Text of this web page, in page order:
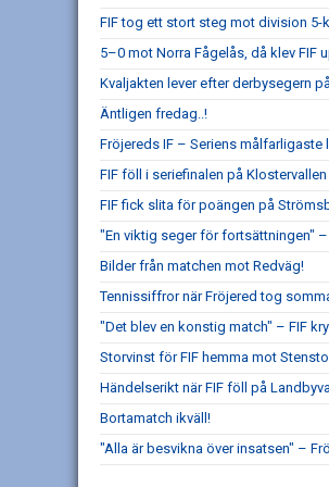
FIF tog ett stort steg mot division 5-
5–0 mot Norra Fågelås, då klev FIF
Kvaljakten lever efter derbysegern
Äntligen fredag..!
Fröjereds IF – Seriens målfarligaste
FIF föll i seriefinalen på Klostervallen
FIF fick slita för poängen på
"En viktig seger för fortsättningen" –
Bilder från matchen mot Redväg!
Tennissiffror när Fröjered tog
"Det blev en konstig match" – FIF
Storvinst för FIF hemma mot
Händelserikt när FIF föll på
Bortamatch ikväll!
"Alla är besvikna över insatsen" –